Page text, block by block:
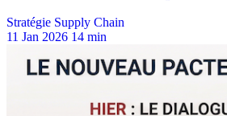
Stratégie Supply Chain
11 Jan 2026 14 min